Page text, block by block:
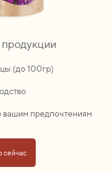
(до 100гр)
вашим предпочтениям
сейчас